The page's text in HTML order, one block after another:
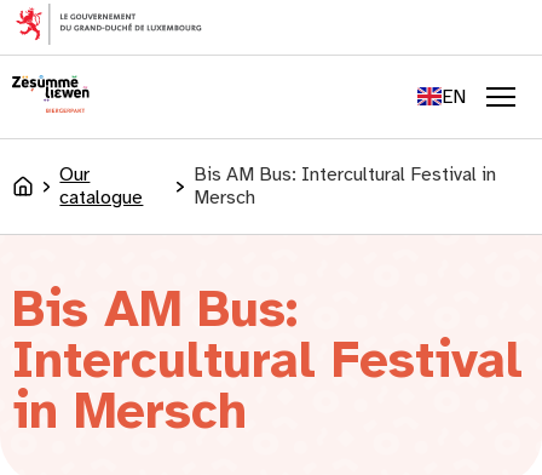
content
EN
LU
Accueil
Our
catalogue
Bis AM Bus: Intercultural Festival in
Mersch
Bis AM Bus:
Intercultural Festival
in Mersch